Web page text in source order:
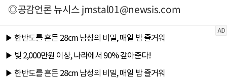
◎공감언론 뉴시스jmstal01@newsis.com